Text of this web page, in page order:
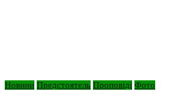
Новини Предстоятель Проповіді Фото